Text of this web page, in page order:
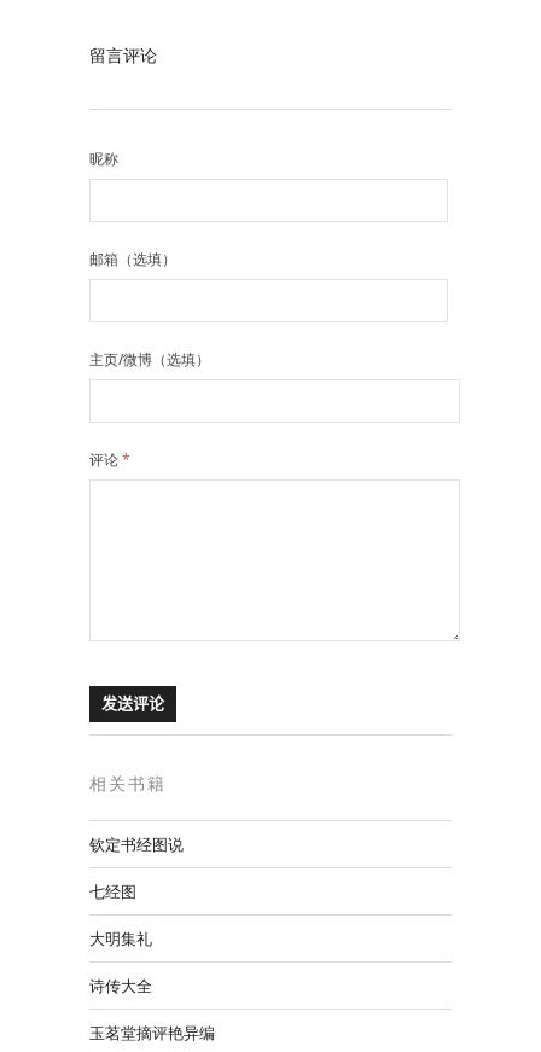
留言评论
昵称
邮箱（选填）
主页/微博（选填）
评论*
相关书籍
钦定书经图说
七经图
大明集礼
诗传大全
玉茗堂摘评艳异编